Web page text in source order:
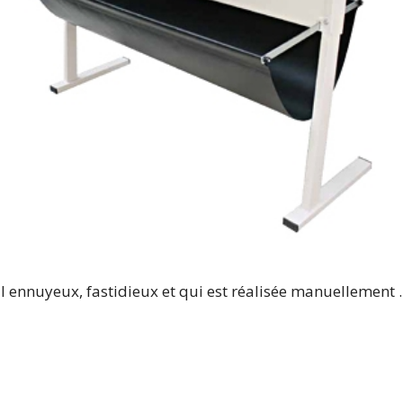
ennuyeux, fastidieux et qui est réalisée manuellement